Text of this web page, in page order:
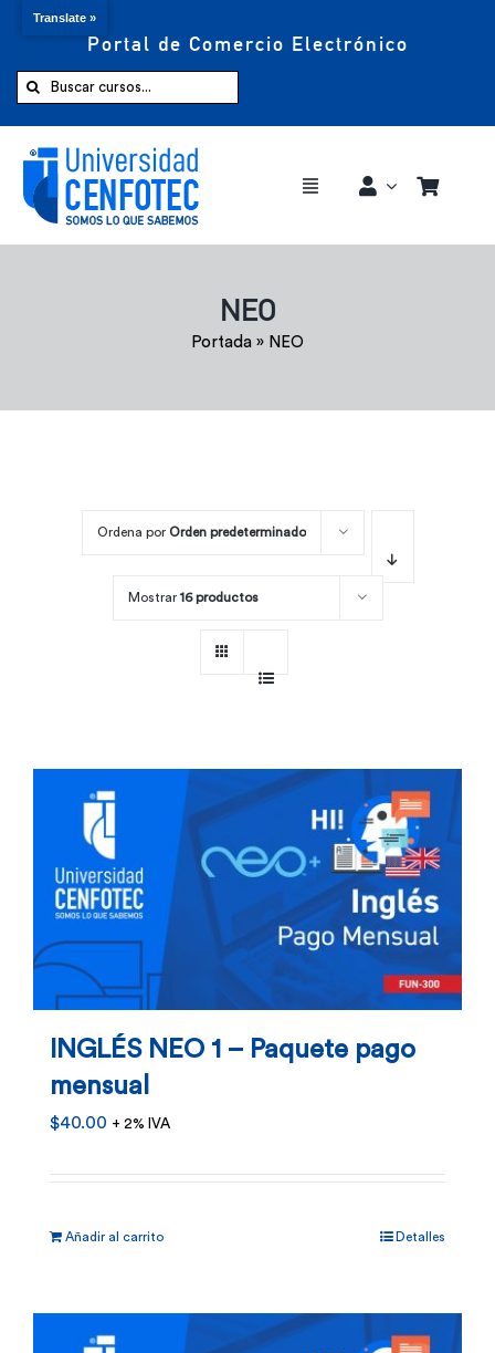
Portal de Comercio Electrónico
Buscar:
Toggle
Comprar ahora
NEO
Portada » NEO
Ordena por Orden predeterminado
Mostrar 16 productos
INGLÉS NEO 1 – Paquete pago
mensual
$40.00 + 2% IVA
Añadir al carrito Detalles
Translate »